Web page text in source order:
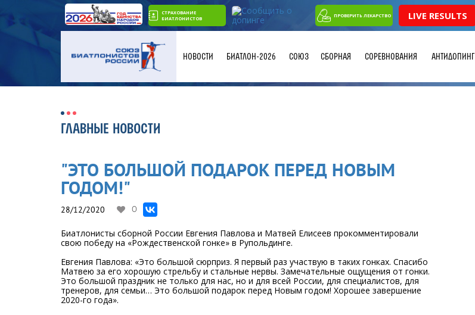
СТРАХОВАНИЕ
БИАТЛОНИСТОВ
ПРОВЕРИТЬ ЛЕКАРСТВО LIVE RESULTS
НОВОСТИ БИАТЛОН-2026 СОЮЗ СБОРНАЯ СОРЕВНОВАНИЯ АНТИДОПИНГ
ГЛАВНЫЕ НОВОСТИ
"ЭТО БОЛЬШОЙ ПОДАРОК ПЕРЕД НОВЫМ
ГОДОМ!"
28/12/2020 0
Биатлонисты сборной России Евгения Павлова и Матвей Елисеев прокомментировали
свою победу на «Рождественской гонке» в Рупольдинге.
Евгения Павлова: «Это большой сюрприз. Я первый раз участвую в таких гонках. Спасибо
Матвею за его хорошую стрельбу и стальные нервы. Замечательные ощущения от гонки.
Это большой праздник не только для нас, но и для всей России, для специалистов, для
тренеров, для семьи… Это большой подарок перед Новым годом! Хорошее завершение
2020-го года».